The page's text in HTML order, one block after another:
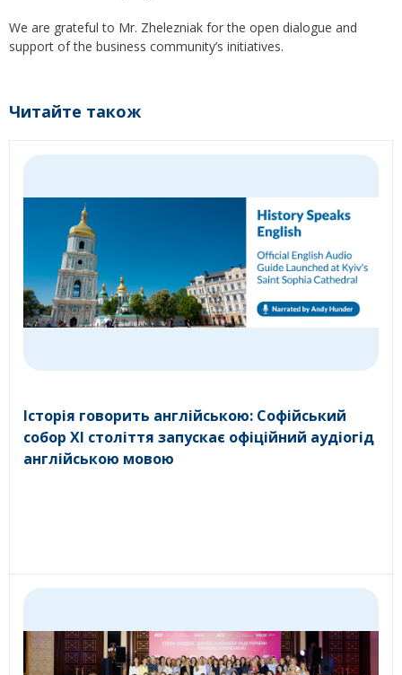
We are grateful to Mr. Zhelezniak for the open dialogue and
support of the business community’s initiatives.
Читайте також
Історія говорить англійською: Софійський
собор XI століття запускає офіційний аудіогід
англійською мовою